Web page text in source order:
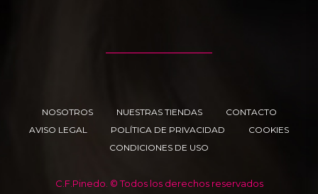
NOSOTROS NUESTRAS TIENDAS
CONTACTO
AVISO LEGAL
POLÍTICA DE PRIVACIDAD
COOKIES
CONDICIONES DE USO
C.F.Pinedo. © Todos los derechos reservados